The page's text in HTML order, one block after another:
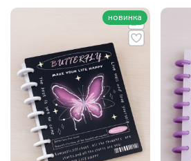
новинка